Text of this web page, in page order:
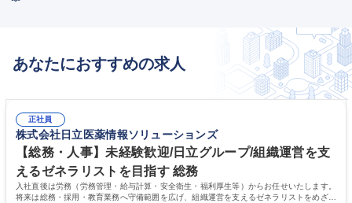
あなたにおすすめの求人
正社員
株式会社日立医薬情報ソリューションズ
【総務・人事】未経験歓迎/日立グループ/組織運営を支
えるゼネラリストを目指す 総務
入社直後は労務（労務管理・給与計算・安全衛生・福利厚生等）からお任せいたします。
将来は総務・採用・教育業務へ守備範囲を広げ、組織運営を支えるゼネラリストをめざせ